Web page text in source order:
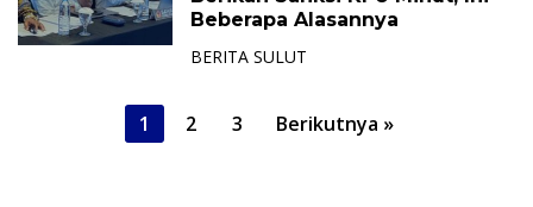
Beberapa Alasannya
BERITA SULUT
1 2 3 Berikutnya »